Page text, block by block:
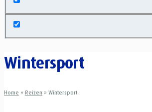
Wintersport
Home » Reizen » Wintersport